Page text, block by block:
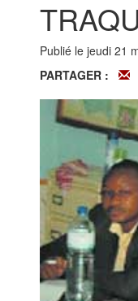
Publié le jeudi 21
PARTAGER :